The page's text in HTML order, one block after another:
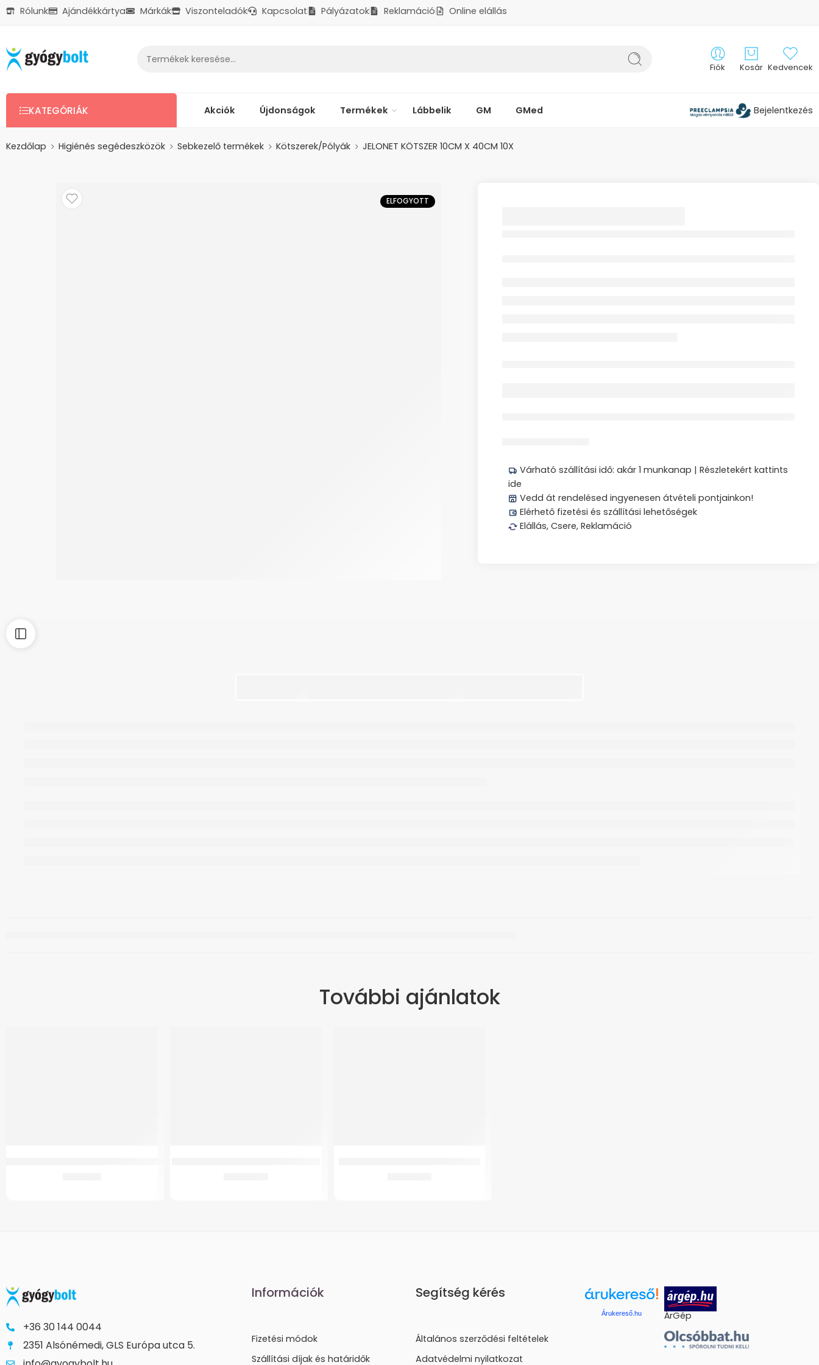
Rólunk Ajándékkártya Márkák Viszonteladók Kapcsolat Pályázatok Reklamáció
Online elállás
Fiók Kosár Kedvencek
KATEGÓRIÁK Akciók Újdonságok Termékek Lábbelik GM GMed Bejelentkezés
Kezdőlap Higiénés segédeszközök Sebkezelő termékek Kötszerek/Pólyák JELONET KÖTSZER 10CM X 40CM 10X
ELFOGYOTT
Várható szállítási idő: akár 1 munkanap | Részletekért kattints
ide
Vedd át rendelésed ingyenesen átvételi pontjainkon!
Elérhető fizetési és szállítási lehetőségek
Elállás, Csere, Reklamáció
További ajánlatok
+36 30 144 0044
2351 Alsónémedi, GLS Európa utca 5.
Információk
Fizetési módok
Szállítási díjak és határidők
Segítség kérés
Általános szerződési feltételek
Adatvédelmi nyilatkozat
Árukereső.hu ÁrGép